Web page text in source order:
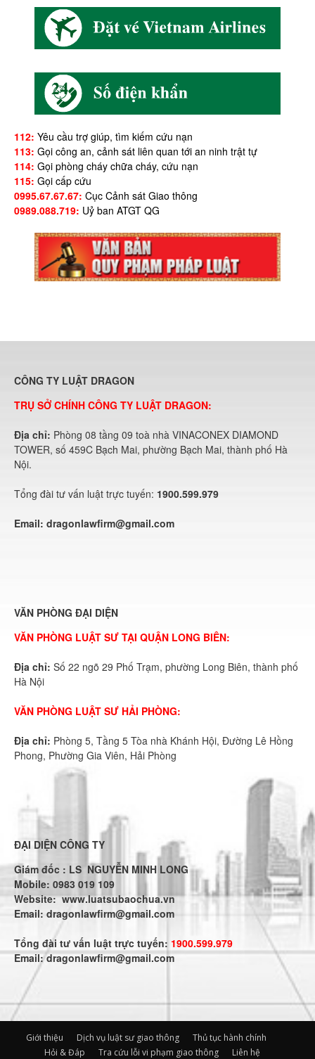
112: Yêu cầu trợ giúp, tìm kiếm cứu nạn
113: Gọi công an, cảnh sát liên quan tới an ninh trật tự
114: Gọi phòng cháy chữa cháy, cứu nạn
115: Gọi cấp cứu
0995.67.67.67: Cục Cảnh sát Giao thông
0989.088.719: Uỷ ban ATGT QG
CÔNG TY LUẬT DRAGON
TRỤ SỞ CHÍNH CÔNG TY LUẬT DRAGON:
Địa chỉ: Phòng 08 tầng 09 toà nhà VINACONEX DIAMOND
TOWER, số 459C Bạch Mai, phường Bạch Mai, thành phố Hà
Nội.
Tổng đài tư vấn luật trực tuyến: 1900.599.979
Email: dragonlawfirm@gmail.com
VĂN PHÒNG ĐẠI DIỆN
VĂN PHÒNG LUẬT SƯ TẠI QUẬN LONG BIÊN:
Địa chỉ: Số 22 ngõ 29 Phố Trạm, phường Long Biên, thành phố
Hà Nội
VĂN PHÒNG LUẬT SƯ HẢI PHÒNG:
Địa chỉ: Phòng 5, Tầng 5 Tòa nhà Khánh Hội, Đường Lê Hồng
Phong, Phường Gia Viên, Hải Phòng
ĐẠI DIỆN CÔNG TY
Giám đốc : LS NGUYỄN MINH LONG
Mobile: 0983 019 109
Website:www.luatsubaochua.vn
Email: dragonlawfirm@gmail.com
Tổng đài tư vấn luật trực tuyến: 1900.599.979
Email:dragonlawfirm@gmail.com
Giới thiệu Dịch vụ luật sư giao thông
Thủ tục hành chính
Hỏi & Đáp
Tra cứu lỗi vi phạm giao thông Liên hệ